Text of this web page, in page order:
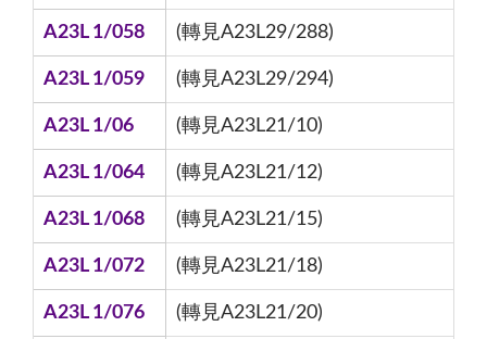
A23L 1/058 (轉見A23L29/288)
A23L 1/059 (轉見A23L29/294)
A23L 1/06 (轉見A23L21/10)
A23L 1/064 (轉見A23L21/12)
A23L 1/068 (轉見A23L21/15)
A23L 1/072 (轉見A23L21/18)
A23L 1/076 (轉見A23L21/20)